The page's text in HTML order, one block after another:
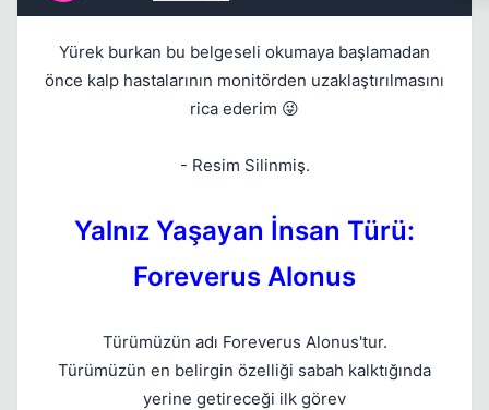
Yürek burkan bu belgeseli okumaya başlamadan
önce kalp hastalarının monitörden uzaklaştırılmasını
rica ederim 😜
- Resim Silinmiş.
Yalnız Yaşayan İnsan Türü:
Foreverus Alonus
Türümüzün adı Foreverus Alonus'tur.
Türümüzün en belirgin özelliği sabah kalktığında
yerine getireceği ilk görev